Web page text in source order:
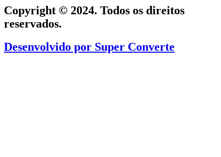
Copyright © 2024. Todos os direitos
reservados.
Desenvolvido por Super Converte